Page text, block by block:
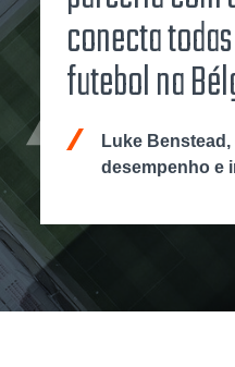
conecta
futebol na
Luke
desempenho e